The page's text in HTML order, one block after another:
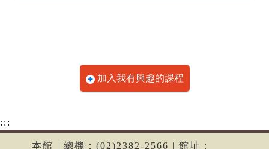
加入我有興趣的課程
:::
本館 | 總機：(02)2382-2566 | 館址：